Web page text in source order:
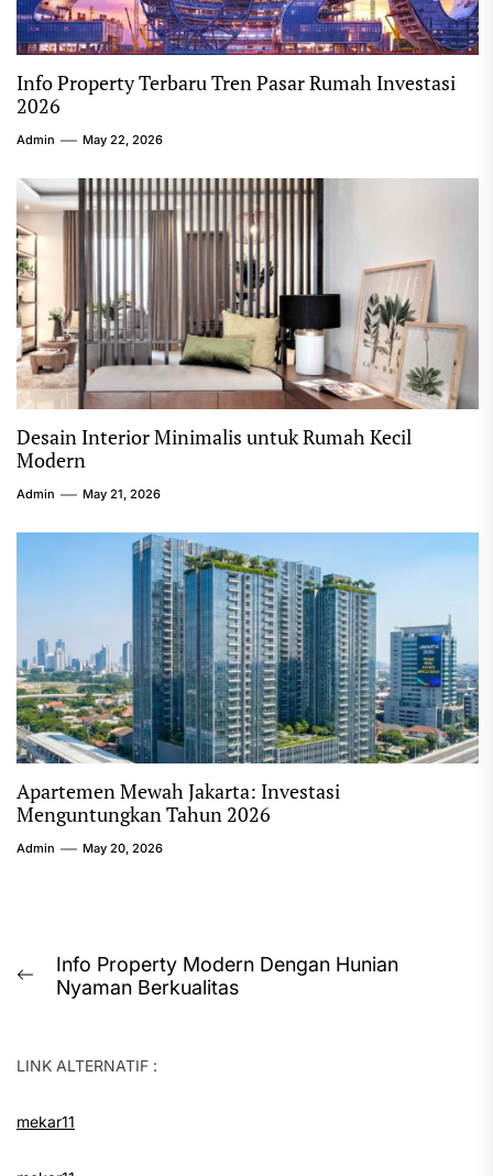
Info Property Terbaru Tren Pasar Rumah Investasi
2026
Admin May 22, 2026
Desain Interior Minimalis untuk Rumah Kecil
Modern
Admin May 21, 2026
Apartemen Mewah Jakarta: Investasi
Menguntungkan Tahun 2026
Admin May 20, 2026
Post
navigation
Previous
Info Property Modern Dengan Hunian
Nyaman Berkualitas
LINK ALTERNATIF :
mekar11